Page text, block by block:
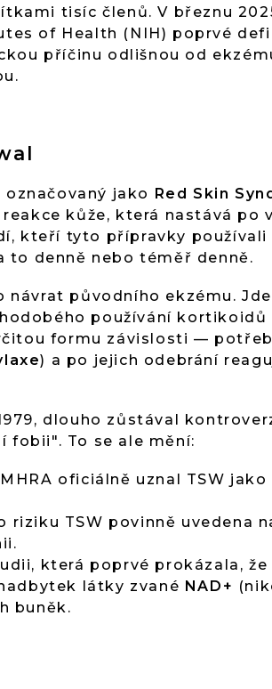
tisíc členů. V březnu
of Health (NIH) poprvé
příčinu odlišnou od
jako Red Skin
kůže, která nastává po
kteří tyto přípravky používali
to denně nebo téměř denně.
návrat původního ekzému.
používání kortikoidů
formu závislosti —
) a po jejich odebrání
dlouho zůstával
fobii". To se ale mění:
oficiálně uznal TSW jako
TSW povinně uvedena
která poprvé prokázala, že
látky zvané NAD+
buněk.